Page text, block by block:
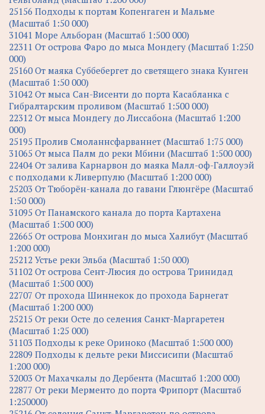
25156 Подходы к портам Копенгаген и Мальме
(Масштаб 1:50 000)
31041 Море Альборан (Масштаб 1:500 000)
22311 От острова Фаро до мыса Мондегу (Масштаб 1:250
000)
25160 От маяка Суббебергет до светящего знака Кунген
(Масштаб 1:50 000)
31042 От мыса Сан-Висенти до порта Касабланка с
Гибралтарским проливом (Масштаб 1:500 000)
22312 От мыса Мондегу до Лиссабона (Масштаб 1:200
000)
25195 Пролив Смоланнсфарваннет (Масштаб 1:75 000)
31065 От мыса Палм до реки Мбини (Масштаб 1:500 000)
22404 От залива Карнарвон до маяка Малл-оф-Галлоуэй
с подходами к Ливерпулю (Масштаб 1:200 000)
25203 От Тюборён-канала до гавани Глюнгёре (Масштаб
1:50 000)
31095 От Панамского канала до порта Картахена
(Масштаб 1:500 000)
22665 От острова Монхиган до мыса Халибут (Масштаб
1:200 000)
25212 Устье реки Эльба (Масштаб 1:50 000)
31102 От острова Сент-Люсия до острова Тринидад
(Масштаб 1:500 000)
22707 От прохода Шиннекок до прохода Барнегат
(Масштаб 1:200 000)
25215 От реки Осте до селения Санкт-Маргаретен
(Масштаб 1:25 000)
31103 Подходы к реке Ориноко (Масштаб 1:500 000)
22809 Подходы к дельте реки Миссисипи (Масштаб
1:200 000)
32003 От Махачкалы до Дербента (Масштаб 1:200 000)
22877 От реки Мерментo до порта Фрипорт (Масштаб
1:250000)